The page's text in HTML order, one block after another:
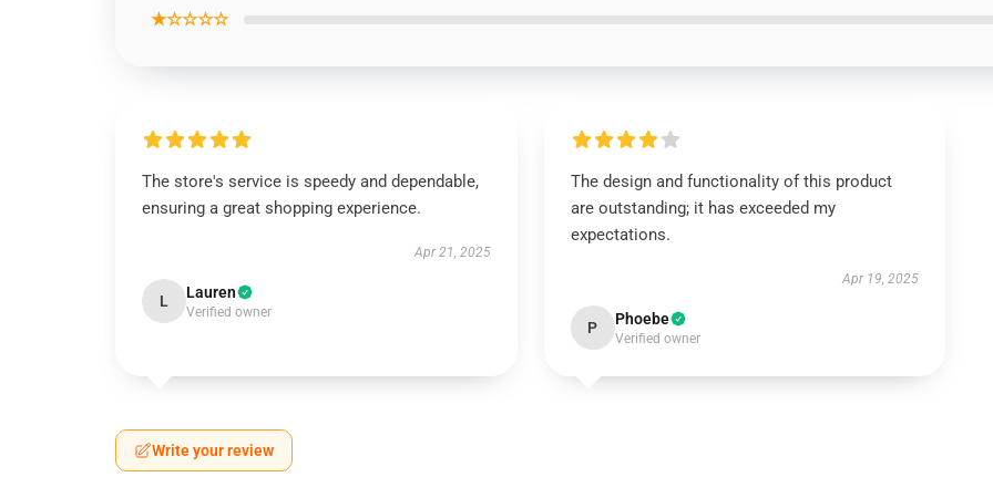
★☆☆☆☆
The store's service is speedy and dependable,
ensuring a great shopping experience.
Apr 21, 2025
L Lauren
Verified owner
The design and functionality of this product
are outstanding; it has exceeded my
expectations.
Apr 19, 2025
P Phoebe
Verified owner
Write your review